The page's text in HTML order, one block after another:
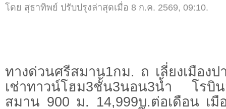
โดย สุธาทิพย์ ปรับปรุงล่าสุดเมื่อ 8 ก.ค. 2569, 09:10.
ทางด่วนศรีสมาน1กม. ถ เลี่ยงเมืองป
เช่าทาวน์โฮม3ชั้น3นอน3น้ำ โร
สมาน 900 ม. 14,999บ.ต่อเดือน เมื